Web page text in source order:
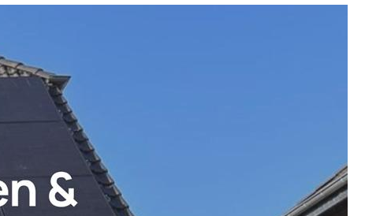
erhältlich. 𝐌𝐄𝐆𝐀𝐒𝐔𝐍, Ihr PV-Fachmann in Udler –
✉.